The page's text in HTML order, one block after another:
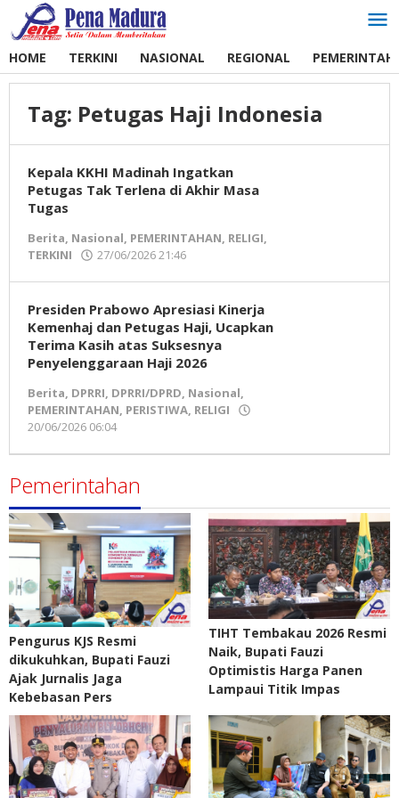
Lewati
ke
HOME TERKINI NASIONAL REGIONAL
Tag: Petugas Haji Indonesia
Kepala KKHI Madinah Ingatkan
Petugas Tak Terlena di Akhir Masa
Tugas
Berita, Nasional, PEMERINTAHAN, RELIGI,
TERKINI
27/06/2026 21:46
Presiden Prabowo Apresiasi Kinerja
Kemenhaj dan Petugas Haji, Ucapkan
Terima Kasih atas Suksesnya
Penyelenggaraan Haji 2026
Berita, DPRRI, DPRRI/DPRD, Nasional,
PEMERINTAHAN, PERISTIWA, RELIGI
20/06/2026 06:04
Madura
Pemerintahan
Pengurus KJS Resmi
dikukuhkan, Bupati Fauzi
Ajak Jurnalis Jaga
Kebebasan Pers
TIHT Tembakau 2026 Resmi
Naik, Bupati Fauzi
Optimistis Harga Panen
Lampaui Titik Impas